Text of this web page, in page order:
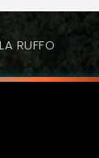
RUFFO